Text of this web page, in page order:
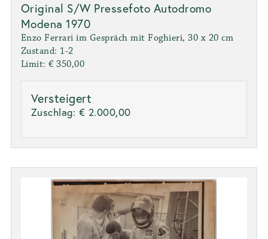
Original S/W Pressefoto Autodromo
Modena 1970
Enzo Ferrari im Gespräch mit Foghieri, 30 x 20 cm
Zustand: 1-2
Limit: € 350,00
Versteigert
Zuschlag: € 2.000,00